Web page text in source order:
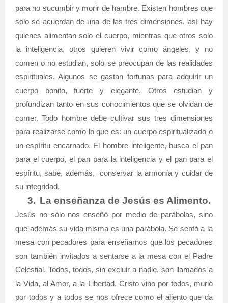
para no sucumbir y morir de hambre. Existen hombres que
solo se acuerdan de una de las tres dimensiones, así hay
quienes alimentan solo el cuerpo, mientras que otros solo
la inteligencia, otros quieren vivir como ángeles, y no
comen o no estudian, solo se preocupan de las realidades
espirituales. Algunos se gastan fortunas para adquirir un
cuerpo bonito, fuerte y elegante. Otros estudian y
profundizan tanto en sus conocimientos que se olvidan de
comer. Todo hombre debe cultivar sus tres dimensiones
para realizarse como lo que es: un cuerpo espiritualizado o
un espíritu encarnado. El hombre inteligente, busca el pan
para el cuerpo, el pan para la inteligencia y el pan para el
espíritu, sabe, además,
conservar la armonía y cuidar de
su integridad.
3. La enseñanza de Jesús es Alimento.
Jesús no sólo nos enseñó por medio de parábolas, sino
que además su vida misma es una parábola. Se sentó a la
mesa con pecadores para enseñarnos que los pecadores
son también invitados a sentarse a la mesa con el Padre
Celestial. Todos, todos, sin excluir a nadie, son llamados a
la Vida, al Amor, a la Libertad. Cristo vino por todos, murió
por todos y a todos se nos ofrece como el aliento que da